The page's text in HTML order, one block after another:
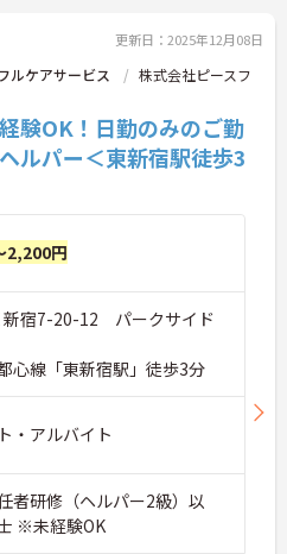
更新日：2025年12月08日
ルケアサービス
株式会社ピースフ
験OK！日勤のみのご勤
ルパー＜東新宿駅徒歩3
2,200円
新宿7-20-12 パークサイド
心線「東新宿駅」徒歩3分
・アルバイト
者研修（ヘルパー2級）以
※未経験OK